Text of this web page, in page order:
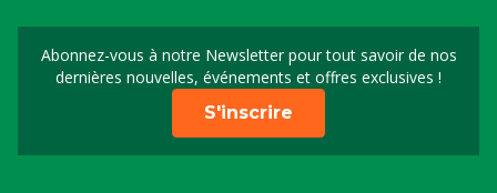
Abonnez-vous à notre Newsletter pour tout savoir de nos
dernières nouvelles, événements et offres exclusives !
Inscrivez-vous à notre
S'inscrire